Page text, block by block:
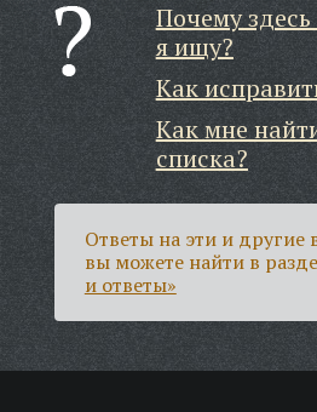
Почему здесь
я ищу?
Как
Как мне
списка?
Ответы на эти и другие
вы можете найти в
и ответы»